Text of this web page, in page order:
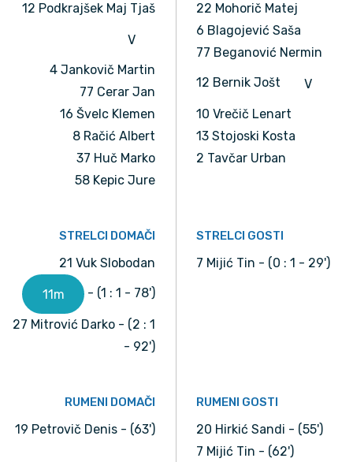
12 Podkrajšek Maj Tjaš
V
4 Jankovič Martin
77 Cerar Jan
16 Švelc Klemen
8 Račić Albert
37 Huč Marko
58 Kepic Jure
22 Mohorič Matej
6 Blagojević Saša
77 Beganović Nermin
12 Bernik Jošt V
10 Vrečič Lenart
13 Stojoski Kosta
2 Tavčar Urban
STRELCI DOMAČI
21 Vuk Slobodan
11m - (1 : 1 - 78')
27 Mitrović Darko - (2 : 1
- 92')
STRELCI GOSTI
7 Mijić Tin - (0 : 1 - 29')
RUMENI DOMAČI
19 Petrovič Denis - (63')
RUMENI GOSTI
20 Hirkić Sandi - (55')
7 Mijić Tin - (62')